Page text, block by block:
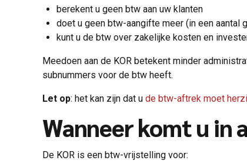
berekent u geen btw aan uw klanten
doet u geen btw-aangifte meer (in een aantal
kunt u de btw over zakelijke kosten en
Meedoen aan de KOR betekent minder
subnummers voor de btw heeft.
Let op: het kan zijn dat u de btw-aftrek moet
Wanneer komt u in
De KOR is een btw-vrijstelling voor: